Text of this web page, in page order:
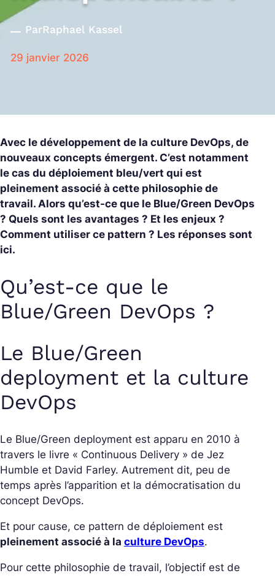
ParRaphael Kassel
29 janvier 2026
Avec le développement de la culture DevOps, de
nouveaux concepts émergent. C’est notamment
le cas du déploiement bleu/vert qui est
pleinement associé à cette philosophie de
travail. Alors qu’est-ce que le Blue/Green DevOps
? Quels sont les avantages ? Et les enjeux ?
Comment utiliser ce pattern ? Les réponses sont
ici.
Qu’est-ce que le
Blue/Green DevOps ?
Le Blue/Green
deployment et la culture
DevOps
Le Blue/Green deployment est apparu en 2010 à
travers le livre « Continuous Delivery » de Jez
Humble et David Farley. Autrement dit, peu de
temps après l’apparition et la démocratisation du
concept DevOps.
Et pour cause, ce pattern de déploiement est
pleinement associé à la culture DevOps.
Pour cette philosophie de travail, l’objectif est de